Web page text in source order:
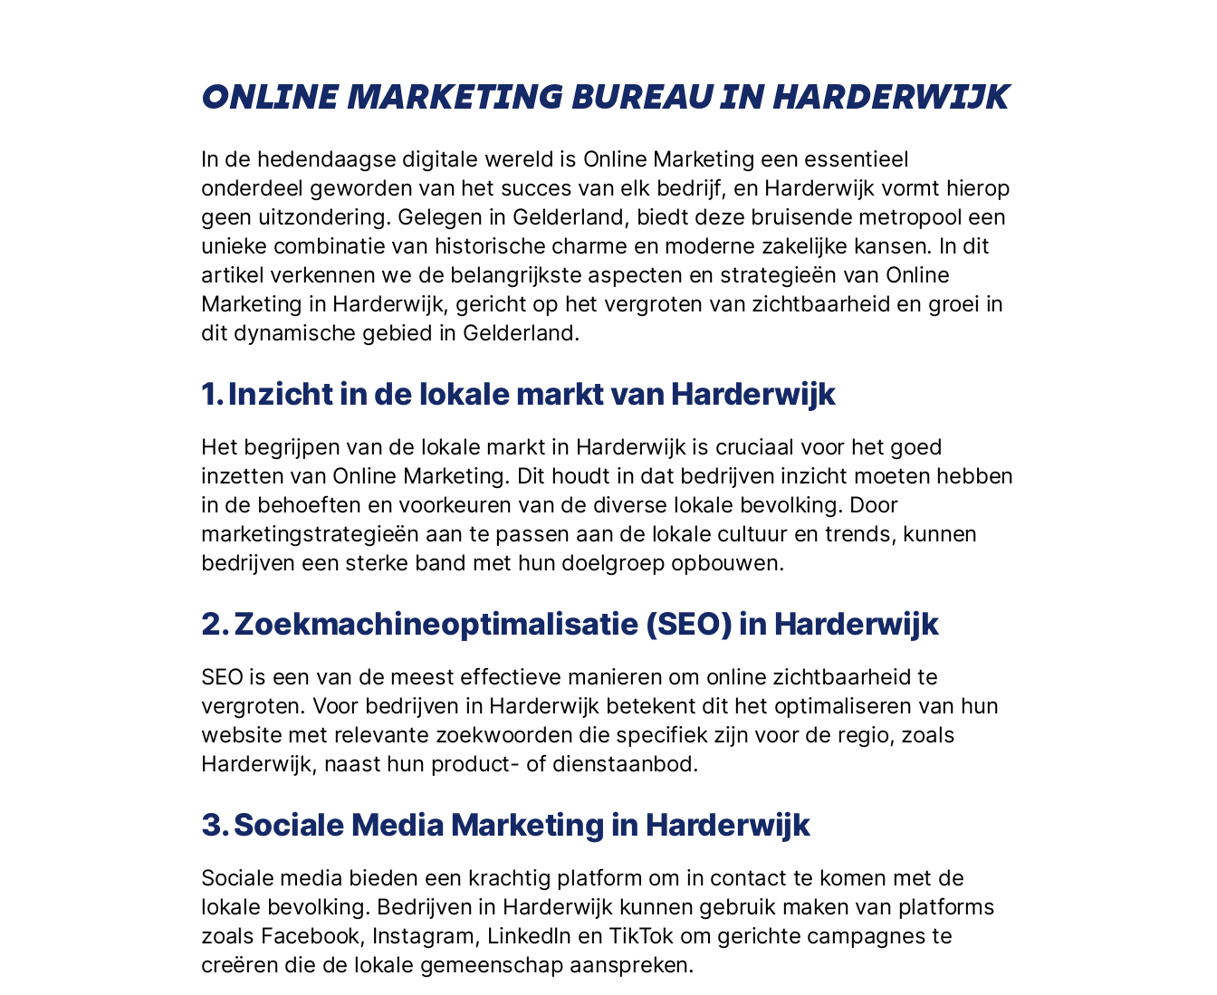
ONLINE MARKETING BUREAU IN HARDERWIJK
In de hedendaagse digitale wereld is Online Marketing een essentieel
onderdeel geworden van het succes van elk bedrijf, en Harderwijk vormt hierop
geen uitzondering. Gelegen in Gelderland, biedt deze bruisende metropool een
unieke combinatie van historische charme en moderne zakelijke kansen. In dit
artikel verkennen we de belangrijkste aspecten en strategieën van Online
Marketing in Harderwijk, gericht op het vergroten van zichtbaarheid en groei in
dit dynamische gebied in Gelderland.
1. Inzicht in de lokale markt van Harderwijk
Het begrijpen van de lokale markt in Harderwijk is cruciaal voor het goed
inzetten van Online Marketing. Dit houdt in dat bedrijven inzicht moeten hebben
in de behoeften en voorkeuren van de diverse lokale bevolking. Door
marketingstrategieën aan te passen aan de lokale cultuur en trends, kunnen
bedrijven een sterke band met hun doelgroep opbouwen.
2. Zoekmachineoptimalisatie (SEO) in Harderwijk
SEO is een van de meest effectieve manieren om online zichtbaarheid te
vergroten. Voor bedrijven in Harderwijk betekent dit het optimaliseren van hun
website met relevante zoekwoorden die specifiek zijn voor de regio, zoals
Harderwijk, naast hun product- of dienstaanbod.
3. Sociale Media Marketing in Harderwijk
Sociale media bieden een krachtig platform om in contact te komen met de
lokale bevolking. Bedrijven in Harderwijk kunnen gebruik maken van platforms
zoals Facebook, Instagram, LinkedIn en TikTok om gerichte campagnes te
creëren die de lokale gemeenschap aanspreken.